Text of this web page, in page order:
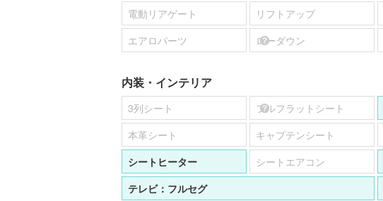
電動リアゲート
リフトアップ
エアロパーツ
ローダウン
内装・インテリア
3列シート フルフラットシート
本革シート
キャプテンシート
シートヒーター
シートエアコン
テレビ： フルセグ